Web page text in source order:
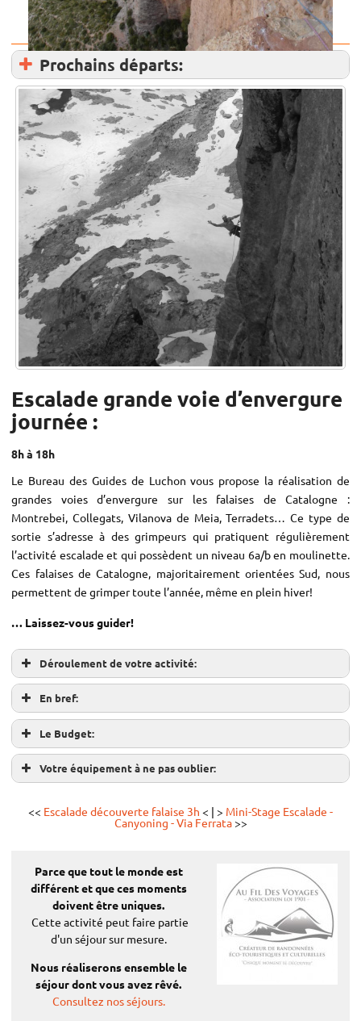
Prochains départs:
Escalade grande voie d’envergure
journée :
8h à 18h
Le Bureau des Guides de Luchon vous propose la réalisation de
grandes voies d’envergure sur les falaises de Catalogne :
Montrebei, Collegats, Vilanova de Meia, Terradets… Ce type de
sortie s’adresse à des grimpeurs qui pratiquent régulièrement
l’activité escalade et qui possèdent un niveau 6a/b en moulinette.
Ces falaises de Catalogne, majoritairement orientées Sud, nous
permettent de grimper toute l’année, même en plein hiver!
… Laissez-vous guider!
Déroulement de votre activité:
En bref:
Le Budget:
(à partir de…,
selon la voie,
par personne)
es :200€
par
personn
Votre équipement à ne pas oublier:
<< Escalade découverte falaise 3h < | > Mini-Stage Escalade -
Canyoning - Via Ferrata>>
Parce que tout le monde est
différentet que ces moments
doivent être uniques.
Cette activité peut faire partie
d'un séjour sur mesure.
Nous réaliserons ensemble le
séjour dont vous avez rêvé.
Consultez nos séjours.